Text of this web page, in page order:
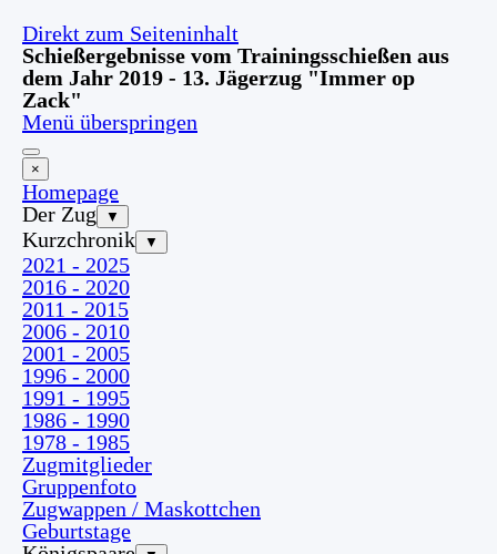
Direkt zum Seiteninhalt
Schießergebnisse vom Trainingsschießen aus
dem Jahr 2019 - 13. Jägerzug "Immer op
Zack"
Menü überspringen
×
Homepage
Der Zug
▼
Kurzchronik ▼
2021 - 2025
2016 - 2020
2011 - 2015
2006 - 2010
2001 - 2005
1996 - 2000
1991 - 1995
1986 - 1990
1978 - 1985
Zugmitglieder
Gruppenfoto
Zugwappen / Maskottchen
Geburtstage